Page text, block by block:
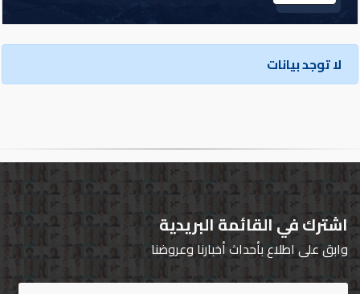
سيارات
جديدة
سيارات
تسجيل
الدخول
English
مستثمري
السيارات
لا توجد بيانات
اشترك في القائمة البريدية
وابق على اطلاع بأحداث أخبارنا وعروضنا